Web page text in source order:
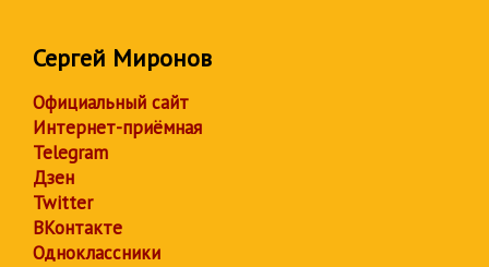
Сергей Миронов
Официальный сайт
Интернет-приёмная
Telegram
Дзен
Twitter
ВКонтакте
Одноклассники